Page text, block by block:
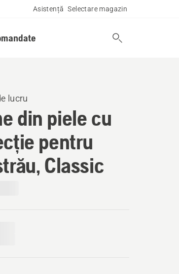
Asistență Selectare magazin
lucru
din piele cu
pentru
Classic